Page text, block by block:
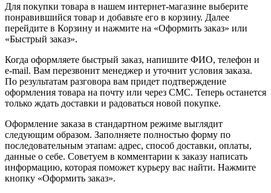
Для покупки товара в нашем интернет-магазине выберите
понравившийся товар и добавьте его в корзину. Далее
перейдите в Корзину и нажмите на «Оформить заказ» или
«Быстрый заказ».
Когда оформляете быстрый заказ, напишите ФИО, телефон и
e-mail. Вам перезвонит менеджер и уточнит условия заказа.
По результатам разговора вам придет подтверждение
оформления товара на почту или через СМС. Теперь останется
только ждать доставки и радоваться новой покупке.
Оформление заказа в стандартном режиме выглядит
следующим образом. Заполняете полностью форму по
последовательным этапам: адрес, способ доставки, оплаты,
данные о себе. Советуем в комментарии к заказу написать
информацию, которая поможет курьеру вас найти. Нажмите
кнопку «Оформить заказ».